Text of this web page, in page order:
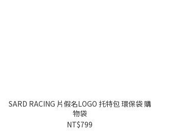
SARD RACING 片假名LOGO 托特包 環保袋 購
物袋
NT$799